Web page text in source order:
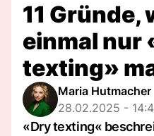
11 Gründe,
einmal nur
texting»
Maria Hutmacher
28.02.2025 -
«Dry texting«